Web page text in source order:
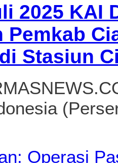
2025 KAI
Pemkab
Stasiun